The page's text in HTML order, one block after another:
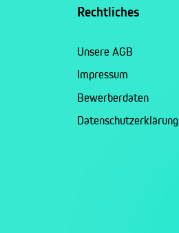
Rechtliches
Unsere AGB
Impressum
Bewerberdaten
Datenschutzerklärung